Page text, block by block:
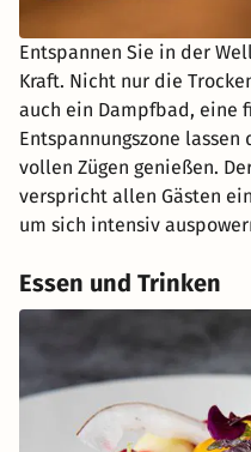
Entspannen Sie in der
Kraft. Nicht nur die
auch ein Dampfbad, eine
Entspannungszone
vollen Zügen genießen.
verspricht allen Gästen
um sich intensiv
Essen und Trinken